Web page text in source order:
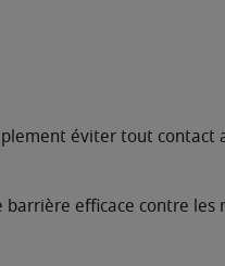
éviter tout
efficace contre les